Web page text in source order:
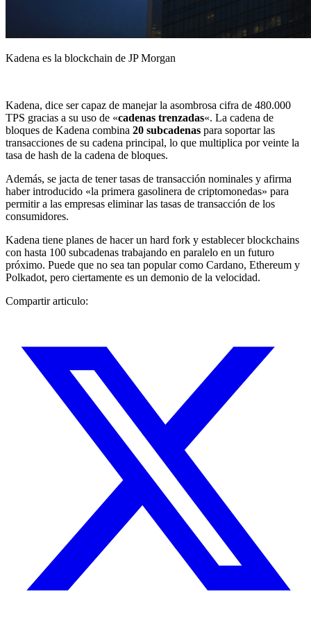
Kadena es la blockchain de JP Morgan
Kadena, dice ser capaz de manejar la asombrosa cifra de 480.000
TPS gracias a su uso de «cadenas trenzadas«. La cadena de
bloques de Kadena combina 20 subcadenas para soportar las
transacciones de su cadena principal, lo que multiplica por veinte la
tasa de hash de la cadena de bloques.
Además, se jacta de tener tasas de transacción nominales y afirma
haber introducido «la primera gasolinera de criptomonedas» para
permitir a las empresas eliminar las tasas de transacción de los
consumidores.
Kadena tiene planes de hacer un hard fork y establecer blockchains
con hasta 100 subcadenas trabajando en paralelo en un futuro
próximo. Puede que no sea tan popular como Cardano, Ethereum y
Polkadot, pero ciertamente es un demonio de la velocidad.
Compartir articulo: